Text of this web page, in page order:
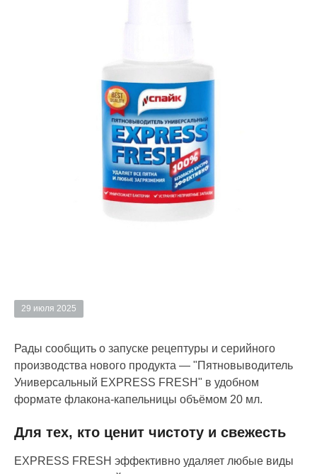
29 июля 2025
Рады сообщить о запуске рецептуры и серийного
производства нового продукта — "Пятновыводитель
Универсальный EXPRESS FRESH" в удобном
формате флакона-капельницы объёмом 20 мл.
Для тех, кто ценит чистоту и свежесть
EXPRESS FRESH эффективно удаляет любые виды